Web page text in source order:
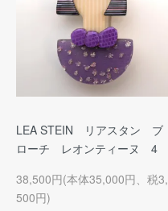
LEA STEIN リアスタン ブ
ローチ レオンティーヌ 4
38,500円(本体35,000円、税3,
500円)